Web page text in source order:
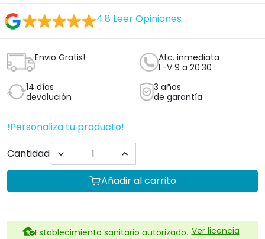
4.8 Leer Opiniones
Envio Gratis!
Atc. inmediata
L-V 9 a 20:30
14 días
devolución
3 años
de garantía
!Personaliza tu producto!
Cantidad
 
Añadir al carrito
Establecimiento sanitario autorizado. Ver licencia